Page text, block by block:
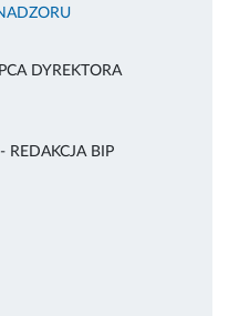
DYREKTORA
REDAKCJA BIP